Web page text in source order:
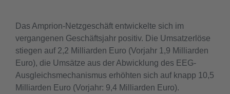
Das Amprion-Netzgeschäft entwickelte sich im
vergangenen Geschäftsjahr positiv. Die Umsatzerlöse
stiegen auf 2,2 Milliarden Euro (Vorjahr 1,9 Milliarden
Euro), die Umsätze aus der Abwicklung des EEG-
Ausgleichsmechanismus erhöhten sich auf knapp 10,5
Milliarden Euro (Vorjahr: 9,4 Milliarden Euro).